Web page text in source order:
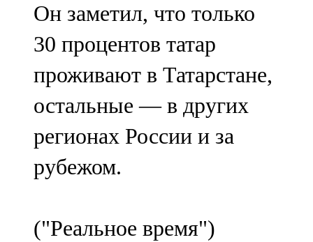
Он заметил, что только
30 процентов татар
проживают в Татарстане,
остальные — в других
регионах России и за
рубежом.
("Реальное время")